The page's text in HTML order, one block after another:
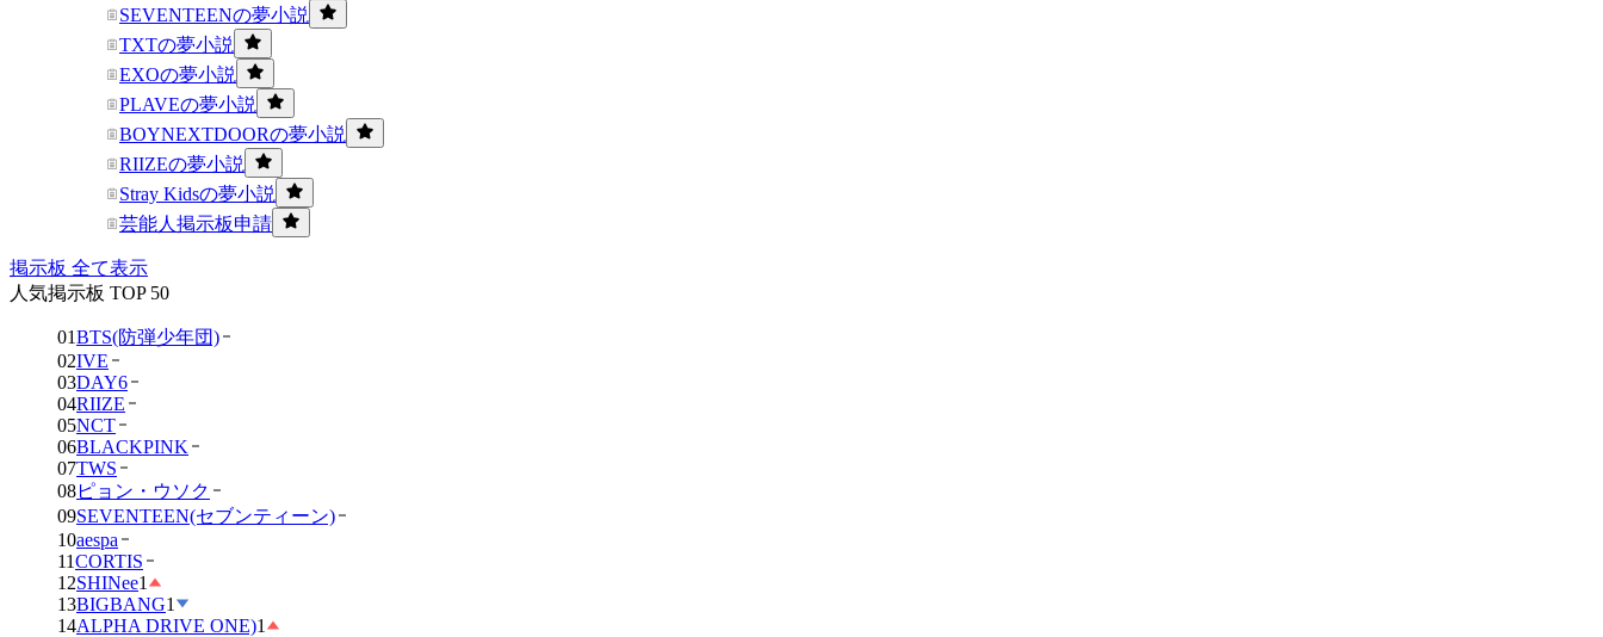
SEVENTEENの夢小説
TXTの夢小説
EXOの夢小説
PLAVEの夢小説
BOYNEXTDOORの夢小説
RIIZEの夢小説
Stray Kidsの夢小説
芸能人掲示板申請
掲示板 全て表示
人気掲示板 TOP 50
01BTS(防弾少年団)
02IVE
03DAY6
04RIIZE
05NCT
06BLACKPINK
07TWS
08ピョン・ウソク
09SEVENTEEN(セブンティーン)
10aespa
11CORTIS
12SHINee1
13BIGBANG1
14ALPHA DRIVE ONE)1